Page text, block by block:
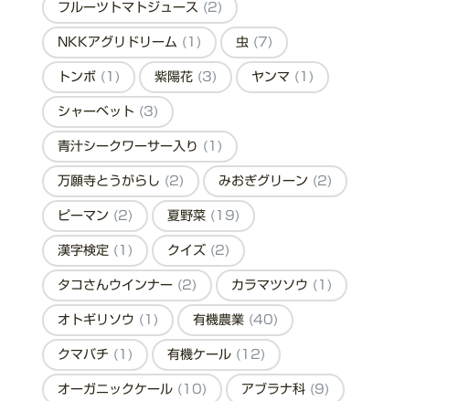
フルーツトマトジュース (2)
NKKアグリドリーム (1) 虫 (7)
トンボ (1) 紫陽花 (3) ヤンマ (1)
シャーベット (3)
青汁シークワーサー入り (1)
万願寺とうがらし (2) みおぎグリーン (2)
ピーマン (2) 夏野菜 (19)
漢字検定 (1) クイズ (2)
タコさんウインナー (2) カラマツソウ (1)
オトギリソウ (1) 有機農業 (40)
クマバチ (1) 有機ケール (12)
オーガニックケール (10) アブラナ科 (9)